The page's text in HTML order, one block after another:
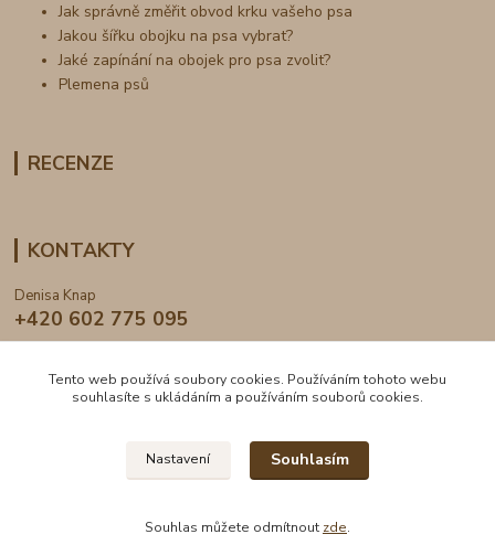
Jak správně změřit obvod krku vašeho psa
Jakou šířku obojku na psa vybrat?
Jaké zapínání na obojek pro psa zvolit?
Plemena psů
RECENZE
KONTAKTY
Denisa Knap
+420 602 775 095
2024 © DogDen.cz, všechna práva vyhrazena
Tento web používá soubory cookies. Používáním tohoto webu
souhlasíte s ukládáním a používáním souborů cookies.
Nastavení Souhlasím
Souhlas můžete odmítnout zde.